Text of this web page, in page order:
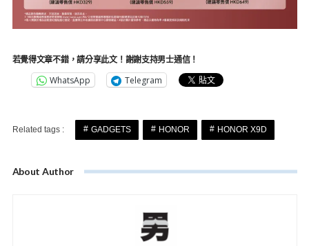
若覺得文章不錯，請分享此文！謝謝支持男士通信！
WhatsApp Telegram
Related tags : GADGETS HONOR HONOR X9D
About Author